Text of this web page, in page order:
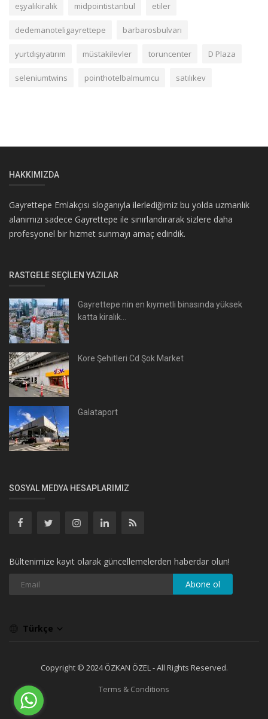
eşyalıkiralık midpointistanbul etiler
dedemanoteligayrettepe barbarosbulvarı
yurtdışıyatırım müstakilevler toruncenter D Plaza
seleniumtwins pointhotelbalmumcu satılıkev
HAKKIMIZDA
Gayrettepe Emlakçısı sloganıyla ilerlediğimiz bu yolda uzmanlık
alanımızı sadece Gayrettepe ile sınırlandırarak sizlere daha
profesyonel bir hizmet sunmayı amaç edindik.
RASTGELE SEÇILEN YAZILAR
Gayrettepe nin en kıymetli binasında yüksek
katta kiralık...
Kore Şehitleri Cd Şok Market
Galataport
SOSYAL MEDYA HESAPLARIMIZ
Bültenimize kayıt olarak güncellemelerden haberdar olun!
Abone ol
Türkçe
Copyright © 2024 ÖZKAN ÖZEL - All Rights Reserved.
Terms & Conditions